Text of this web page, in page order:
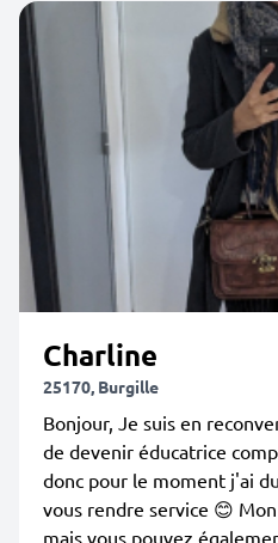
Charline
25170, Burgille
Bonjour, Je suis en
de devenir éducatrice
donc pour le moment j'ai
vous rendre service 😊
mais vous pouvez